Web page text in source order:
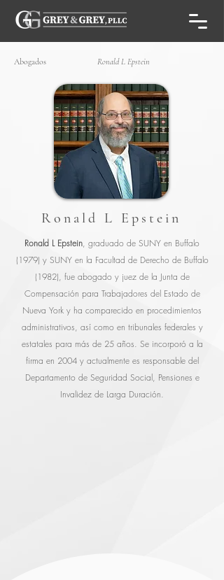
Abogados Ronald L Epstein
Ronald L Epstein
Ronald L Epstein, graduado de SUNY en Buffalo
(1979) y SUNY en la Facultad de Derecho de Buffalo
(1982), fue abogado y juez de la Junta de
Compensación para Trabajadores del Estado de
Nueva York y ha comparecido en procedimientos
administrativos, así como en tribunales federales y
estatales para más de 25 años. Se incorporó a la
firma en 2004 y actualmente es responsable del
Departamento de Seguridad Social, Pensiones e
Invalidez de Larga Duración.